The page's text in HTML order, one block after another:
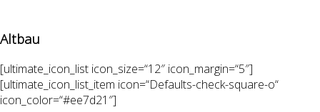
Altbau
[ultimate_icon_list icon_size=“12″ icon_margin=“5″]
[ultimate_icon_list_item icon=“Defaults-check-square-o“
icon_color=“#ee7d21″]